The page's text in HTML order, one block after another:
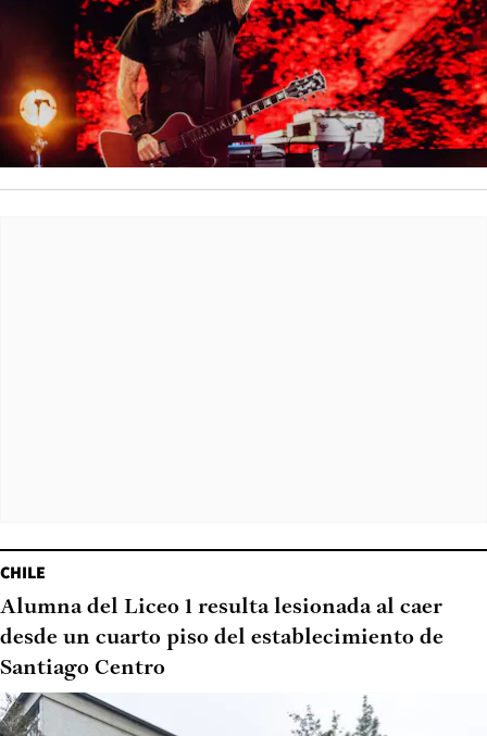
CHILE
Alumna del Liceo 1 resulta lesionada al caer
desde un cuarto piso del establecimiento de
Santiago Centro